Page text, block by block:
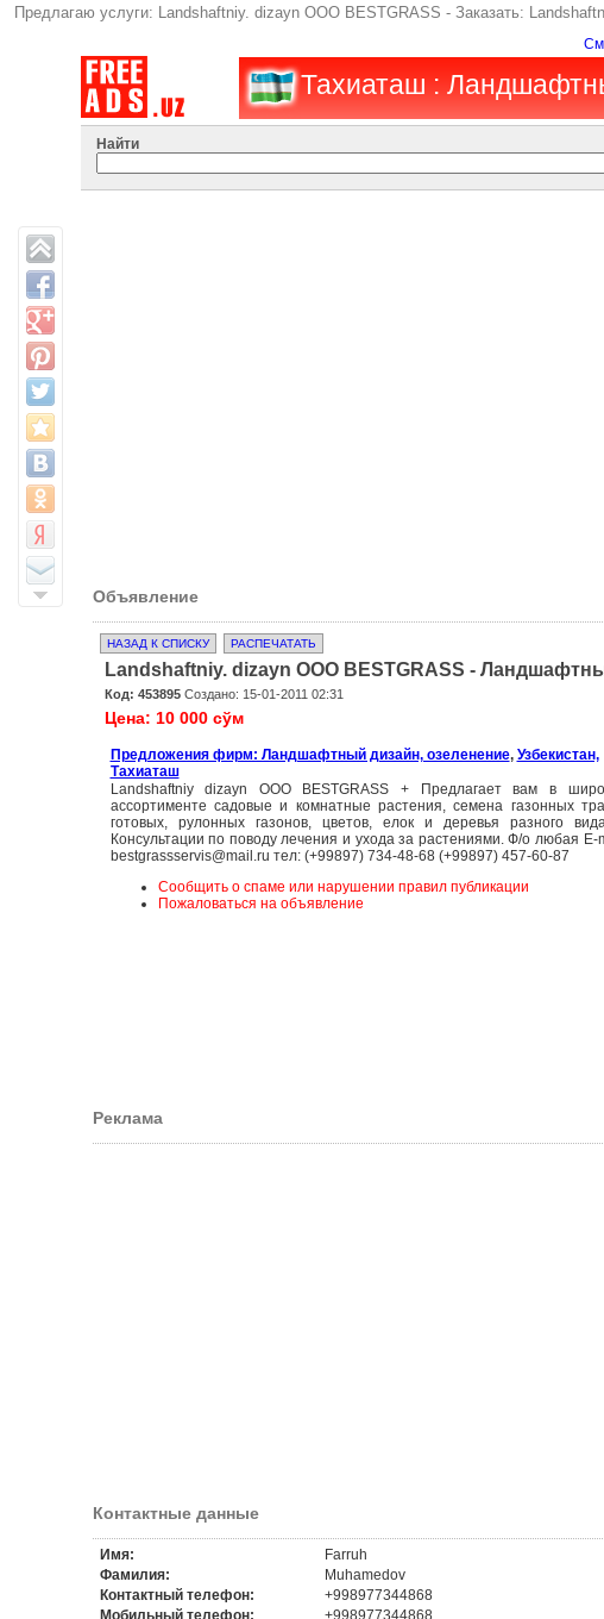
Предлагаю услуги: Landshaftniy. dizayn OOO BESTGRASS - Заказать:
Тахиаташ :
Найти
Объявление
НАЗАД К СПИСКУ РАСПЕЧАТАТЬ
Landshaftniy. dizayn OOO BESTGRASS -
Код: 453895Создано: 15-01-2011 02:31
Цена: 10 000 сўм
Предложения фирм: Ландшафтный дизайн, озеленение, Узбекистан,
Тахиаташ
Landshaftniy dizayn OOO BESTGRASS + Предлагает вам в
ассортименте садовые и комнатные растения, семена газонных
готовых, рулонных газонов, цветов, елок и деревья разного
Консультации по поводу лечения и ухода за растениями. Ф/о любая E-
bestgrassservis@mail.ru тел: (+99897) 734-48-68 (+99897) 457-60-87
Сообщить о спаме или нарушении правил публикации
Пожаловаться на объявление
Реклама
Контактные данные
Имя:
Farruh
Фамилия:
Muhamedov
Контактный телефон:
+998977344868
Мобильный телефон:
+998977344868